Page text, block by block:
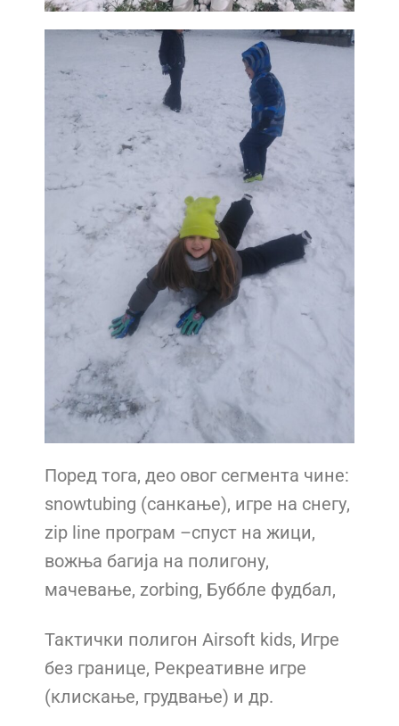
Поред тога, део овог сегмента чине:
snowtubing (санкање), игре на снегу,
zip line програм –спуст на жици,
вожња багија на полигону,
мачевање, zorbing, Буббле фудбал,
Тактички полигон Airsoft kids, Игре
без границе, Рекреативне игре
(клискање, грудвање) и др.